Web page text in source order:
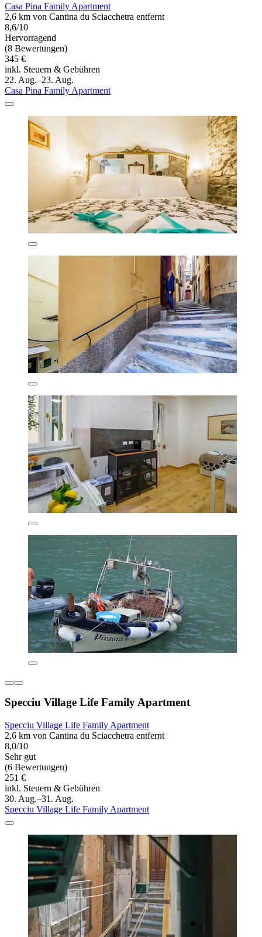
Casa Pina Family Apartment
2,6 km von Cantina du Sciacchetra entfernt
8,6/10
Hervorragend
(8 Bewertungen)
345 €
inkl. Steuern & Gebühren
22. Aug.–23. Aug.
Casa Pina Family Apartment
Specciu Village Life Family Apartment
Specciu Village Life Family Apartment
2,6 km von Cantina du Sciacchetra entfernt
8,0/10
Sehr gut
(6 Bewertungen)
251 €
inkl. Steuern & Gebühren
30. Aug.–31. Aug.
Specciu Village Life Family Apartment